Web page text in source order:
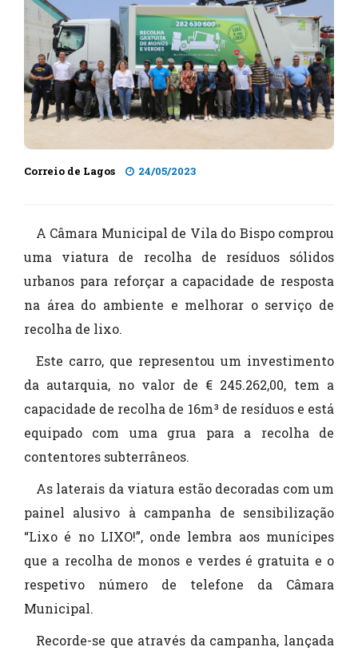
Correio de Lagos 24/05/2023
A Câmara Municipal de Vila do Bispo comprou
uma viatura de recolha de resíduos sólidos
urbanos para reforçar a capacidade de resposta
na área do ambiente e melhorar o serviço de
recolha de lixo.
Este carro, que representou um investimento
da autarquia, no valor de € 245.262,00, tem a
capacidade de recolha de 16m³ de resíduos e está
equipado com uma grua para a recolha de
contentores subterrâneos.
As laterais da viatura estão decoradas com um
painel alusivo à campanha de sensibilização
“Lixo é no LIXO!”, onde lembra aos munícipes
que a recolha de monos e verdes é gratuita e o
respetivo número de telefone da Câmara
Municipal.
Recorde-se que através da campanha, lançada